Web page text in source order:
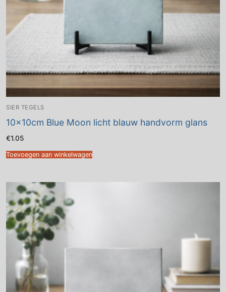
SIER TEGELS
10x10cm Blue Moon licht blauw handvorm glans
€1.05
Toevoegen aan winkelwagen